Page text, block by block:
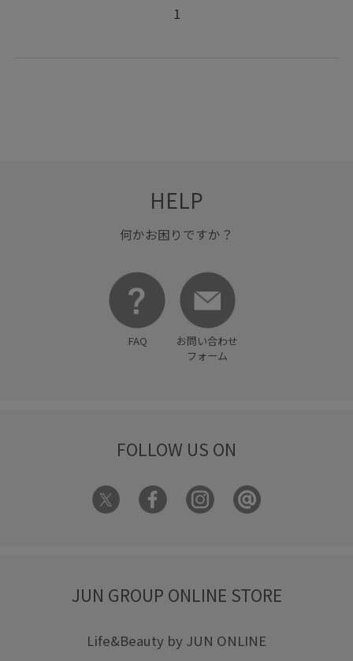
1
HELP
何かお困りですか？
FAQ
お問い合わせ
フォーム
FOLLOW US ON
JUN GROUP ONLINE STORE
Life&Beauty by JUN ONLINE